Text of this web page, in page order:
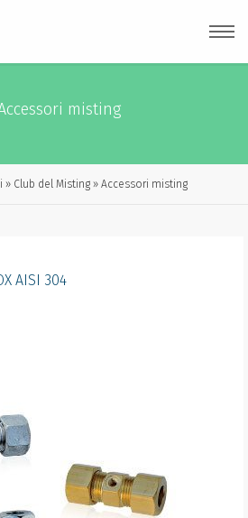
misting
Club del Misting Accessori misting
AISI 304